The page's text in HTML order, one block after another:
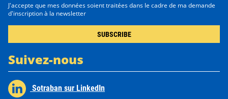
J'accepte que mes données soient traitées dans le cadre de ma demande
d'inscription à la newsletter
Suivez-nous
Sotraban sur LinkedIn